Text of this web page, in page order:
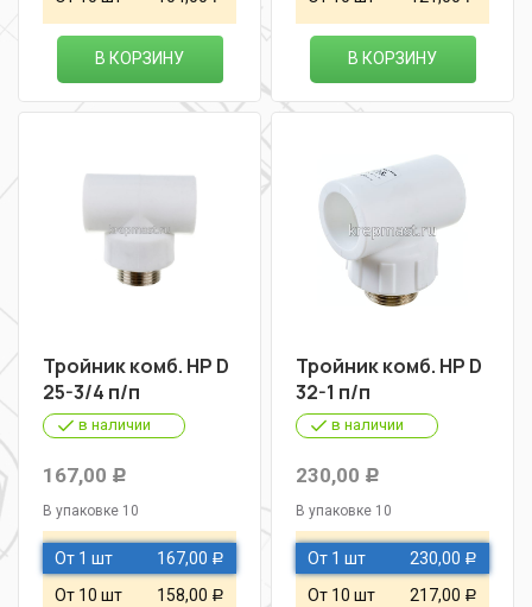
В КОРЗИНУ В КОРЗИНУ
Тройник комб. НР D
25-3/4 п/п
в наличии
167,00 Р
В упаковке 10
От 1 шт 167,00 Р
От 10 шт 158,00 Р
Тройник комб. НР D
32-1 п/п
в наличии
230,00 Р
В упаковке 10
От 1 шт 230,00 Р
От 10 шт 217,00 Р